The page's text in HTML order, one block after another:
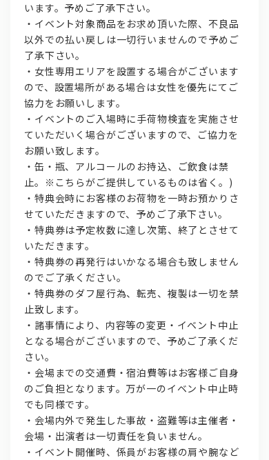
います。予めご了承下さい。
・イベント対象商品をお求め頂いた際、不良品
以外での払い戻しは一切行いませんので予めご
了承下さい。
・女性専用エリアを設置する場合がございます
ので、設置場所がある場合は女性を優先にてご
協力をお願いします。
・イベントのご入場時に手荷物検査を実施させ
ていただいく場合がございますので、ご協力を
お願い致します。
・缶・瓶、アルコールのお持込、ご飲食は禁
止。※こちらがご提供しているものは省く。)
・特典会時にお客様のお荷物を一時お預かりさ
せていただきますので、予めご了承下さい。
・特典券は予定枚数に達し次第、終了とさせて
いただきます。
・特典券の再発行はいかなる場合も致しません
のでご了承ください。
・特典券のダフ屋行為、転売、複製は一切を禁
止致します。
・諸事情により、内容等の変更・イベント中止
となる場合がございますので、予めご了承くだ
さい。
・会場までの交通費・宿泊費等はお客様ご自身
のご負担となります。万が一のイベント中止時
でも同様です。
・会場内外で発生した事故・盗難等は主催者・
会場・出演者は一切責任を負いません。
・イベント開催時、係員がお客様の肩や腕など